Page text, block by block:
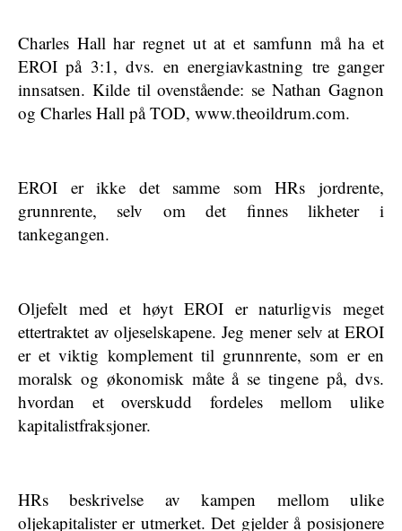
Charles Hall har regnet ut at et samfunn må ha et
EROI på 3:1, dvs. en energiavkastning tre ganger
innsatsen. Kilde til ovenstående: se Nathan Gagnon
og Charles Hall på TOD, www.theoildrum.com.
EROI er ikke det samme som HRs jordrente,
grunnrente, selv om det finnes likheter i
tankegangen.
Oljefelt med et høyt EROI er naturligvis meget
ettertraktet av oljeselskapene. Jeg mener selv at EROI
er et viktig komplement til grunnrente, som er en
moralsk og økonomisk måte å se tingene på, dvs.
hvordan et overskudd fordeles mellom ulike
kapitalistfraksjoner.
HRs beskrivelse av kampen mellom ulike
oljekapitalister er utmerket. Det gjelder å posisjonere